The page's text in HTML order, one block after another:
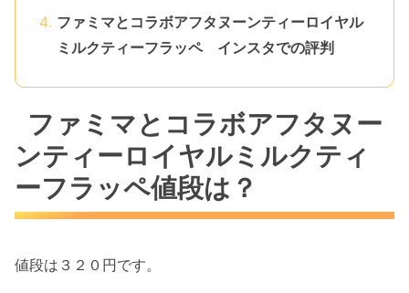
ファミマとコラボアフタヌーンティーロイヤル
ミルクティーフラッペ インスタでの評判
ファミマとコラボアフタヌー
ンティーロイヤルミルクティ
ーフラッペ値段は？
値段は３２０円です。